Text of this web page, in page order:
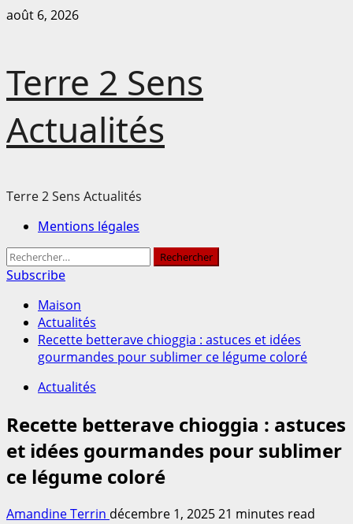
Passer
août 6, 2026
Terre 2 Sens
Actualités
Terre 2 Sens Actualités
MenuMentions légales
Rechercher :
Subscribe
Maison
Actualités
Recette betterave chioggia : astuces et idées
gourmandes pour sublimer ce légume coloré
Actualités
Recette betterave chioggia : astuces
et idées gourmandes pour sublimer
ce légume coloré
Amandine Terrin décembre 1, 202521 minutes read